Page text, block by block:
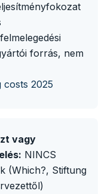
forrás, nem
2025
vagy
NINCS
(Which?, Stiftung